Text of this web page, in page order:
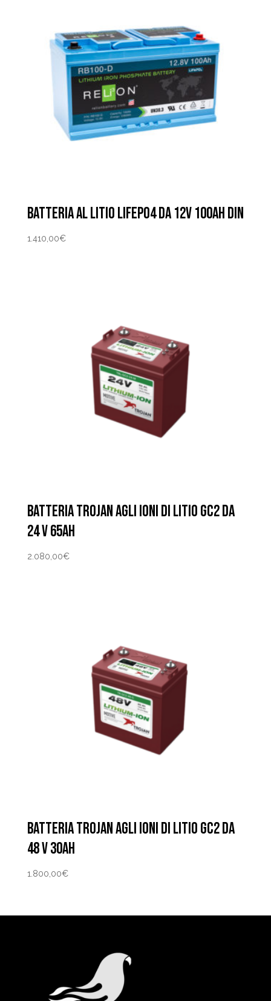
BATTERIA AL LITIO LIFEPO4 DA 12V 100AH DIN
1.410,00€
BATTERIA TROJAN AGLI IONI DI LITIO GC2 DA
24 V 65AH
2.080,00€
BATTERIA TROJAN AGLI IONI DI LITIO GC2 DA
48 V 30AH
1.800,00€